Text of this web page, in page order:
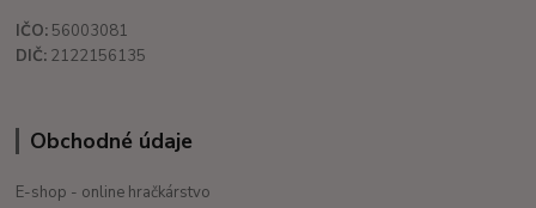
IČO: 56003081
DIČ: 2122156135
Obchodné údaje
E-shop - online hračkárstvo